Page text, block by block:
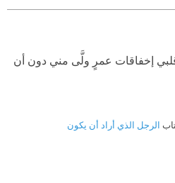
إخفاقات عمرٍ ولَّى مني دون أن
الرجل الذي أراد أن يكون